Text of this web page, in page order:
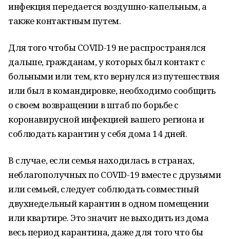
инфекция передается воздушно-капельным, а
также контактным путем.
Для того чтобы COVID-19 не распространялся
дальше, гражданам, у которых был контакт с
больными или тем, кто вернулся из путешествия
или был в командировке, необходимо сообщить
о своем возвращении в штаб по борьбе с
коронавирусной инфекцией вашего региона и
соблюдать карантин у себя дома 14 дней.
В случае, если семья находилась в странах,
неблагополучных по COVID-19 вместе с друзьями
или семьей, следует соблюдать совместный
двухнедельный карантин в одном помещении
или квартире. Это значит не выходить из дома
весь период карантина, даже для того что бы